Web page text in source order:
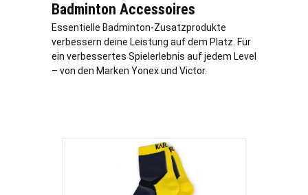
Badminton Accessoires
Essentielle Badminton-Zusatzprodukte
verbessern deine Leistung auf dem Platz. Für
ein verbessertes Spielerlebnis auf jedem Level
– von den Marken Yonex und Victor.